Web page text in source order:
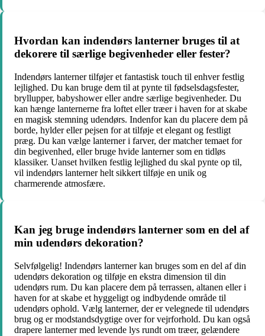
Hvordan kan indendørs lanterner bruges til at
dekorere til særlige begivenheder eller fester?
Indendørs lanterner tilføjer et fantastisk touch til enhver festlig
lejlighed. Du kan bruge dem til at pynte til fødselsdagsfester,
bryllupper, babyshower eller andre særlige begivenheder. Du
kan hænge lanternerne fra loftet eller træer i haven for at skabe
en magisk stemning udendørs. Indenfor kan du placere dem på
borde, hylder eller pejsen for at tilføje et elegant og festligt
præg. Du kan vælge lanterner i farver, der matcher temaet for
din begivenhed, eller bruge hvide lanterner som en tidløs
klassiker. Uanset hvilken festlig lejlighed du skal pynte op til,
vil indendørs lanterner helt sikkert tilføje en unik og
charmerende atmosfære.
Kan jeg bruge indendørs lanterner som en del af
min udendørs dekoration?
Selvfølgelig! Indendørs lanterner kan bruges som en del af din
udendørs dekoration og tilføje en ekstra dimension til din
udendørs rum. Du kan placere dem på terrassen, altanen eller i
haven for at skabe et hyggeligt og indbydende område til
udendørs ophold. Vælg lanterner, der er velegnede til udendørs
brug og er modstandsdygtige over for vejrforhold. Du kan også
drapere lanterner med levende lys rundt om træer, gelændere